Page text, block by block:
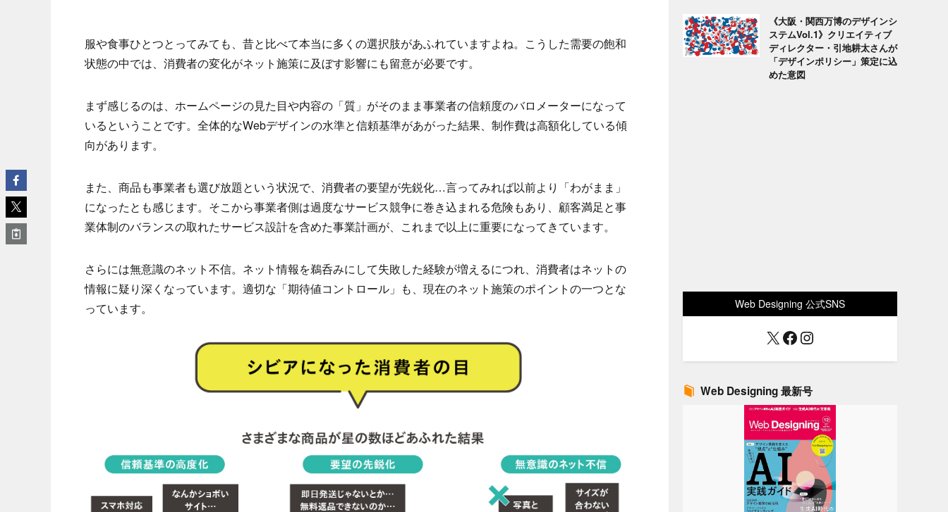
服や食事ひとつとってみても、昔と比べて本当に多くの選択肢があふれていますよね。こうした需要の飽和
状態の中では、消費者の変化がネット施策に及ぼす影響にも留意が必要です。
まず感じるのは、ホームページの見た目や内容の「質」がそのまま事業者の信頼度のバロメーターになって
いるということです。全体的なWebデザインの水準と信頼基準があがった結果、制作費は高額化している傾
向があります。
また、商品も事業者も選び放題という状況で、消費者の要望が先鋭化…言ってみれば以前より「わがまま」
になったとも感じます。そこから事業者側は過度なサービス競争に巻き込まれる危険もあり、顧客満足と事
業体制のバランスの取れたサービス設計を含めた事業計画が、これまで以上に重要になってきています。
さらには無意識のネット不信。ネット情報を鵜呑みにして失敗した経験が増えるにつれ、消費者はネットの
情報に疑り深くなっています。適切な「期待値コントロール」も、現在のネット施策のポイントの一つとな
っています。
《大阪・関西万博のデザインシ
ステムVol.1》クリエイティブ
ディレクター・引地耕太さんが
「デザインポリシー」策定に込
めた意図
Web Designing 公式SNS
X Facebook
Instagram
Web Designing 最新号